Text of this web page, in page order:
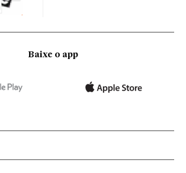
Baixe o app